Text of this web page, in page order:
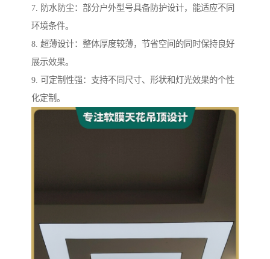
7. 防水防尘：部分户外型号具备防护设计，能适应不同
环境条件。
8. 超薄设计：整体厚度较薄，节省空间的同时保持良好
展示效果。
9. 可定制性强：支持不同尺寸、形状和灯光效果的个性
化定制。